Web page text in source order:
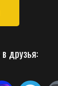
друзья: